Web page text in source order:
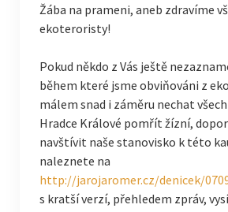
Žába na prameni, aneb zdravíme
ekoteroristy!
Pokud někdo z Vás ještě
během které jsme obviňováni z
málem snad i záměru nechat
Hradce Králové pomřít žízní,
navštívit naše stanovisko k této
naleznete na
http://jarojaromer.cz/denicek/
s kratší verzí, přehledem zpráv,